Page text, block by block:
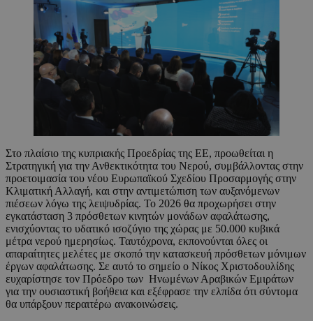
Στο πλαίσιο της κυπριακής Προεδρίας της ΕΕ, προωθείται η
Στρατηγική για την Ανθεκτικότητα του Νερού, συμβάλλοντας στην
προετοιμασία του νέου Ευρωπαϊκού Σχεδίου Προσαρμογής στην
Κλιματική Αλλαγή, και στην αντιμετώπιση των αυξανόμενων
πιέσεων λόγω της λειψυδρίας. Το 2026 θα προχωρήσει στην
εγκατάσταση 3 πρόσθετων κινητών μονάδων αφαλάτωσης,
ενισχύοντας το υδατικό ισοζύγιο της χώρας με 50.000 κυβικά
μέτρα νερού ημερησίως. Ταυτόχρονα, εκπονούνται όλες οι
απαραίτητες μελέτες με σκοπό την κατασκευή πρόσθετων μόνιμων
έργων αφαλάτωσης. Σε αυτό το σημείο ο Νίκος Χριστοδουλίδης
ευχαρίστησε τον Πρόεδρο των Ηνωμένων Αραβικών Εμιράτων
για την ουσιαστική βοήθεια και εξέφρασε την ελπίδα ότι σύντομα
θα υπάρξουν περαιτέρω ανακοινώσεις.